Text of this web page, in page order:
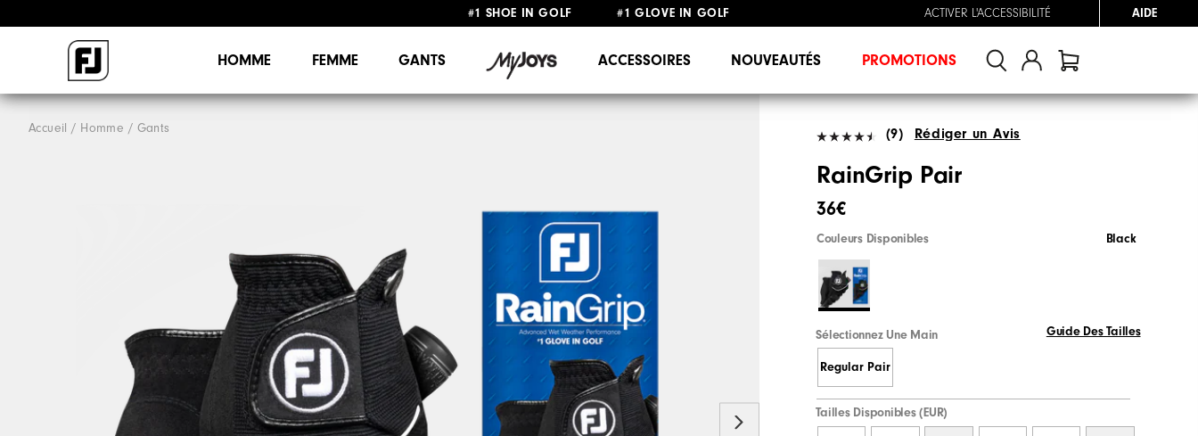
#1 SHOE IN GOLF #1 GLOVE IN GOLF
ACTIVER L'ACCESSIBILITÉ AIDE
HOMME FEMME GANTS ACCESSOIRES NOUVEAUTÉS PROMOTIONS
Accueil Homme Gants (9) Rédiger un Avis
RainGrip Pair
36€
Couleurs Disponibles Black
Sélectionnez Une Main Guide Des Tailles
Regular Pair
Tailles Disponibles (EUR)